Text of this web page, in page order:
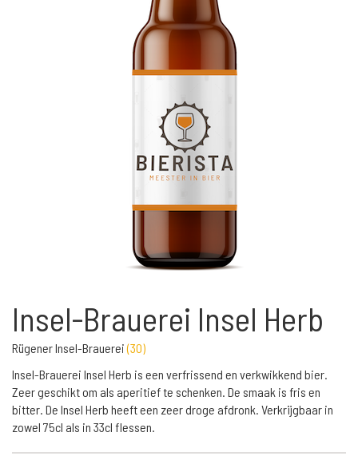
Insel-Brauerei Insel Herb
Rügener Insel-Brauerei(30)
Insel-Brauerei Insel Herb is een verfrissend en verkwikkend bier.
Zeer geschikt om als aperitief te schenken. De smaak is fris en
bitter. De Insel Herb heeft een zeer droge afdronk. Verkrijgbaar in
zowel 75cl als in 33cl flessen.